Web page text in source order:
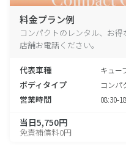
料金プラン例
コンパクトのレンタル、お
店舗お電話ください。
代表車種 キュー
ボディタイプ コンパ
営業時間 08:30-
当日5,750円
免責補償料0円